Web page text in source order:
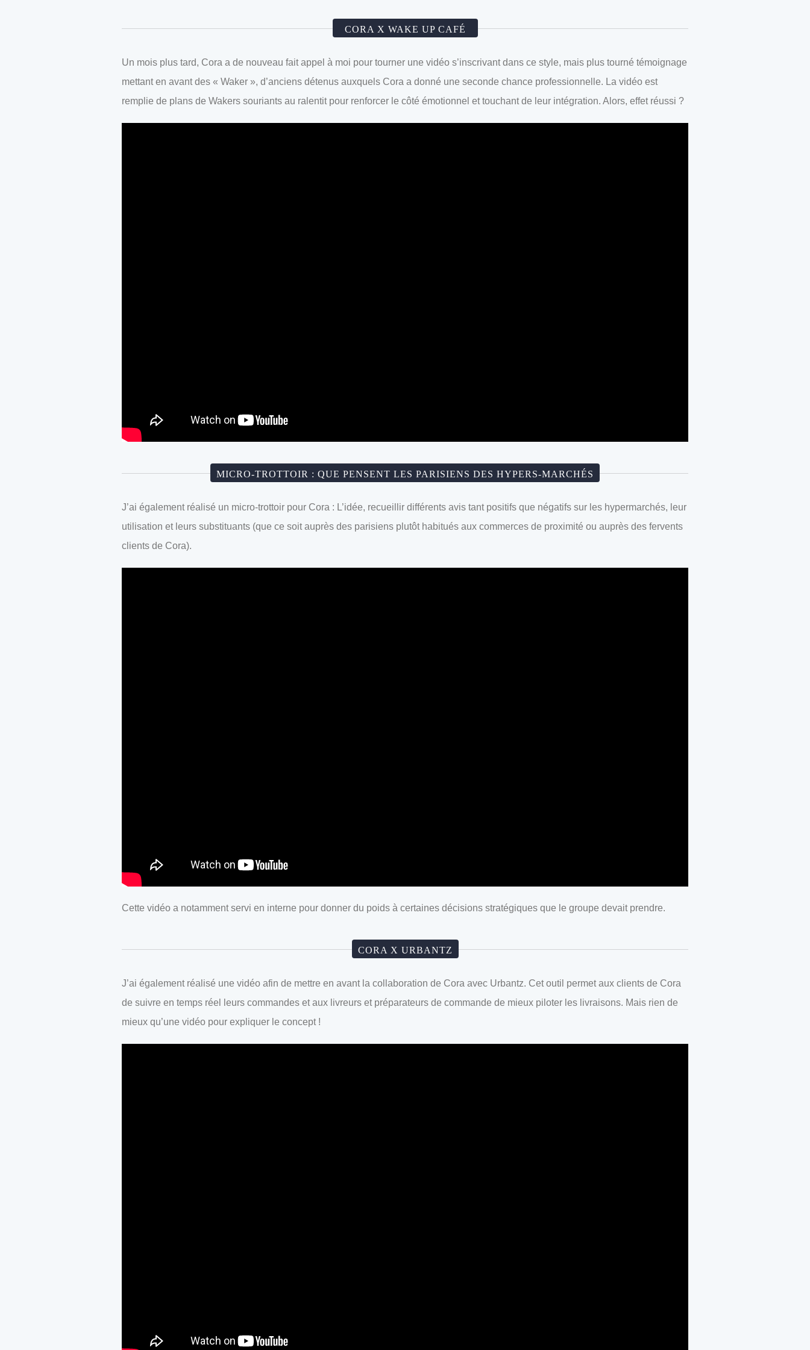
CORA X WAKE UP CAFÉ
Un mois plus tard, Cora a de nouveau fait appel à moi pour tourner une vidéo s’inscrivant dans ce style, mais plus tourné témoignage
mettant en avant des « Waker », d’anciens détenus auxquels Cora a donné une seconde chance professionnelle. La vidéo est
remplie de plans de Wakers souriants au ralentit pour renforcer le côté émotionnel et touchant de leur intégration. Alors, effet réussi ?
MICRO-TROTTOIR : QUE PENSENT LES PARISIENS DES HYPERS-MARCHÉS
J’ai également réalisé un micro-trottoir pour Cora : L’idée, recueillir différents avis tant positifs que négatifs sur les hypermarchés, leur
utilisation et leurs substituants (que ce soit auprès des parisiens plutôt habitués aux commerces de proximité ou auprès des fervents
clients de Cora).
Cette vidéo a notamment servi en interne pour donner du poids à certaines décisions stratégiques que le groupe devait prendre.
CORA X URBANTZ
J’ai également réalisé une vidéo afin de mettre en avant la collaboration de Cora avec Urbantz. Cet outil permet aux clients de Cora
de suivre en temps réel leurs commandes et aux livreurs et préparateurs de commande de mieux piloter les livraisons. Mais rien de
mieux qu’une vidéo pour expliquer le concept !